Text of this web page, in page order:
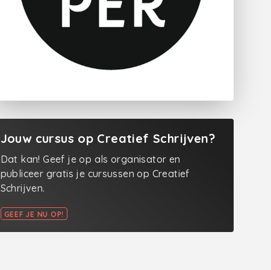
Jouw cursus op Creatief Schrijven?
Dat kan! Geef je op als organisator en
publiceer gratis je cursussen op Creatief
Schrijven.
GEEF JE NU OP!